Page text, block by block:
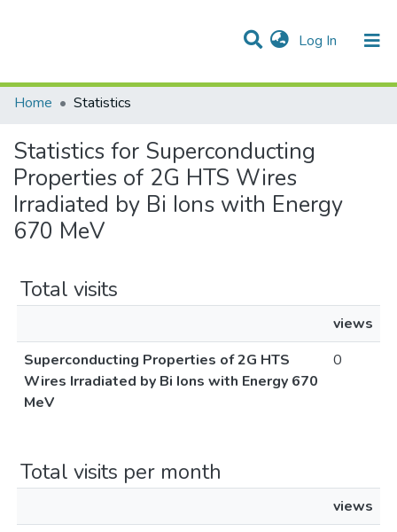
Log In (current)
Communities & Collections
All of DSpace
Home
Statistics
Statistics for Superconducting
Properties of 2G HTS Wires
Irradiated by Bi Ions with Energy
670 MeV
Total visits
views
Superconducting Properties of 2G HTS
Wires Irradiated by Bi Ions with Energy 670
MeV
0
Total visits per month
views